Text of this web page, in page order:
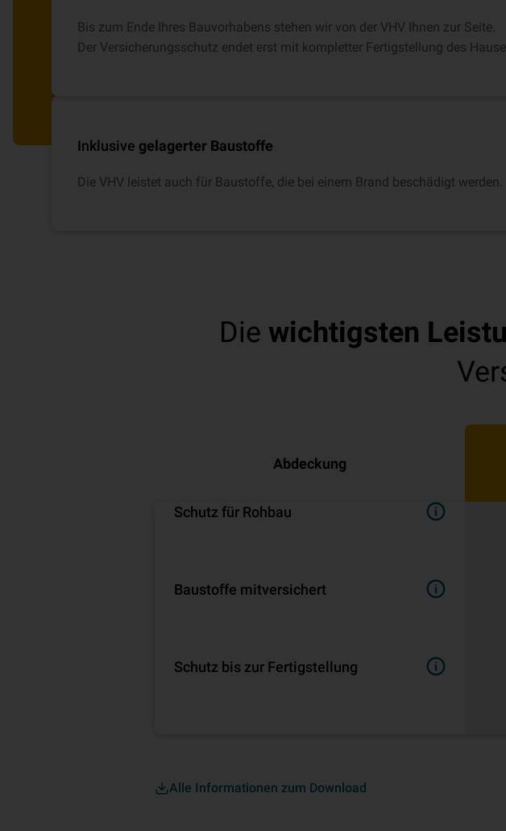
Bis zum Ende Ihres Bauvorhabens stehen wir von der VHV Ihnen zur Seite.
Der Versicherungsschutz endet erst mit kompletter Fertigstellung des
Inklusive gelagerter Baustoffe
Die VHV leistet auch für Baustoffe, die bei einem Brand beschädigt werden.
Die wichtigsten
Abdeckung
Schutz für Rohbau
Baustoffe mitversichert
Schutz bis zur Fertigstellung
Alle Informationen zum Download